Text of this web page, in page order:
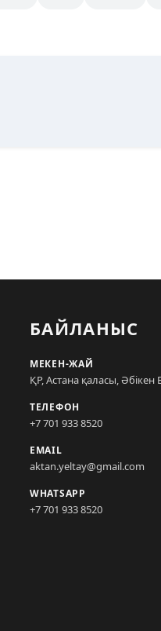
БАЙЛАНЫС
МЕКЕН-ЖАЙ
ҚР, Астана қаласы, Әбікен
ТЕЛЕФОН
+7 701 933 8520
EMAIL
aktan.yeltay@gmail.com
WHATSAPP
+7 701 933 8520